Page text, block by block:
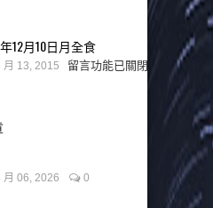
年12月10日月全食
月 13, 2015 留言功能已關閉
月 06, 2026 0